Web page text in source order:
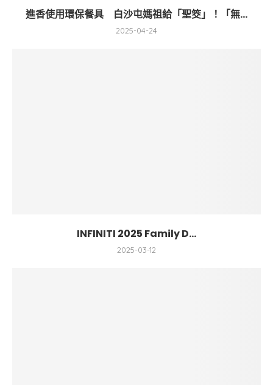
進香使用環保餐具 白沙屯媽祖給「聖筊」！「無...
2025-04-24
INFINITI 2025 Family D...
2025-03-12